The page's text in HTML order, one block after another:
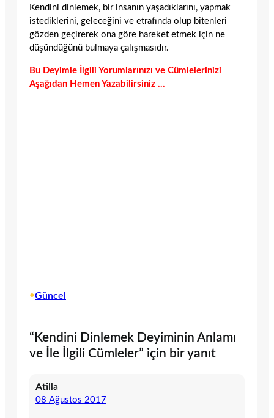
Kendini dinlemek, bir insanın yaşadıklarını, yapmak
istediklerini, geleceğini ve etrafında olup bitenleri
gözden geçirerek ona göre hareket etmek için ne
düşündüğünü bulmaya çalışmasıdır.
Bu Deyimle İlgili Yorumlarınızı ve Cümlelerinizi
Aşağıdan Hemen Yazabilirsiniz …
•Güncel
“Kendini Dinlemek Deyiminin Anlamı
ve İle İlgili Cümleler” için bir yanıt
Atilla
08 Ağustos 2017